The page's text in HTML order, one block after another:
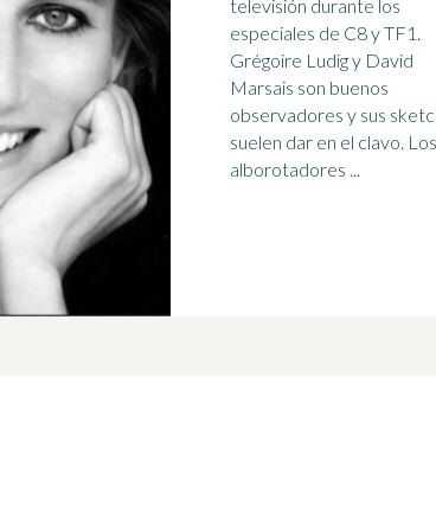
televisión durante los
especiales de C8y TF1.
Grégoire Ludig y David
Marsais son buenos
observadores y sus
suelen dar en el clavo. Los dos
alborotadores ...